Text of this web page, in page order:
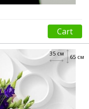
Cart
65 см
35 см